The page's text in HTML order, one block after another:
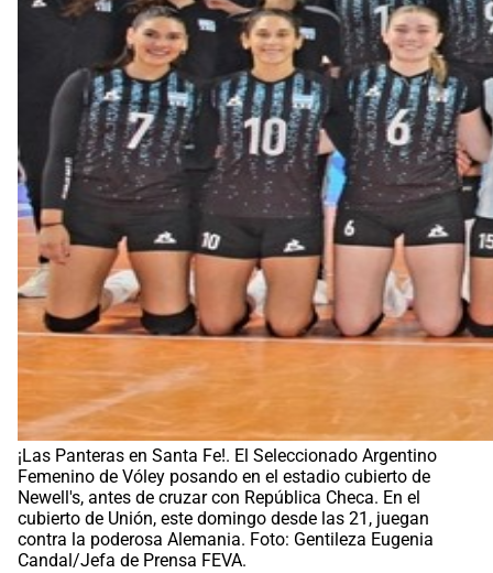
¡Las Panteras en Santa Fe!. El Seleccionado Argentino
Femenino de Vóley posando en el estadio cubierto de
Newell's, antes de cruzar con República Checa. En el
cubierto de Unión, este domingo desde las 21, juegan
contra la poderosa Alemania. Foto: Gentileza Eugenia
Candal/Jefa de Prensa FEVA.